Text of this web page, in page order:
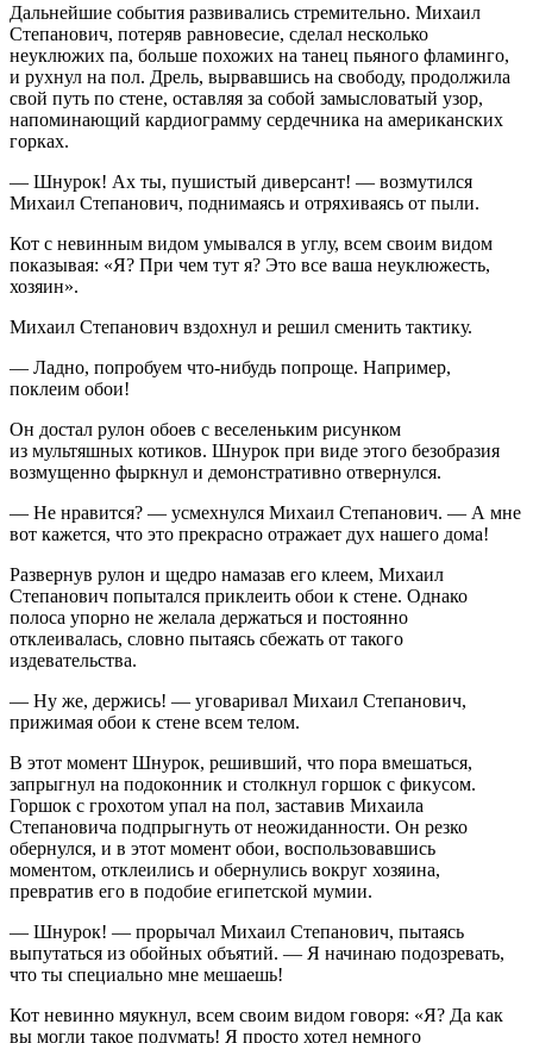
Дальнейшие события развивались стремительно. Михаил
Степанович, потеряв равновесие, сделал несколько
неуклюжих па, больше похожих на танец пьяного фламинго,
и рухнул на пол. Дрель, вырвавшись на свободу, продолжила
свой путь по стене, оставляя за собой замысловатый узор,
напоминающий кардиограмму сердечника на американских
горках.
— Шнурок! Ах ты, пушистый диверсант! — возмутился
Михаил Степанович, поднимаясь и отряхиваясь от пыли.
Кот с невинным видом умывался в углу, всем своим видом
показывая: «Я? При чем тут я? Это все ваша неуклюжесть,
хозяин».
Михаил Степанович вздохнул и решил сменить тактику.
— Ладно, попробуем что-нибудь попроще. Например,
поклеим обои!
Он достал рулон обоев с веселеньким рисунком
из мультяшных котиков. Шнурок при виде этого безобразия
возмущенно фыркнул и демонстративно отвернулся.
— Не нравится? — усмехнулся Михаил Степанович. — А мне
вот кажется, что это прекрасно отражает дух нашего дома!
Развернув рулон и щедро намазав его клеем, Михаил
Степанович попытался приклеить обои к стене. Однако
полоса упорно не желала держаться и постоянно
отклеивалась, словно пытаясь сбежать от такого
издевательства.
— Ну же, держись! — уговаривал Михаил Степанович,
прижимая обои к стене всем телом.
В этот момент Шнурок, решивший, что пора вмешаться,
запрыгнул на подоконник и столкнул горшок с фикусом.
Горшок с грохотом упал на пол, заставив Михаила
Степановича подпрыгнуть от неожиданности. Он резко
обернулся, и в этот момент обои, воспользовавшись
моментом, отклеились и обернулись вокруг хозяина,
превратив его в подобие египетской мумии.
— Шнурок! — прорычал Михаил Степанович, пытаясь
выпутаться из обойных объятий. — Я начинаю подозревать,
что ты специально мне мешаешь!
Кот невинно мяукнул, всем своим видом говоря: «Я? Да как
вы могли такое подумать! Я просто хотел немного